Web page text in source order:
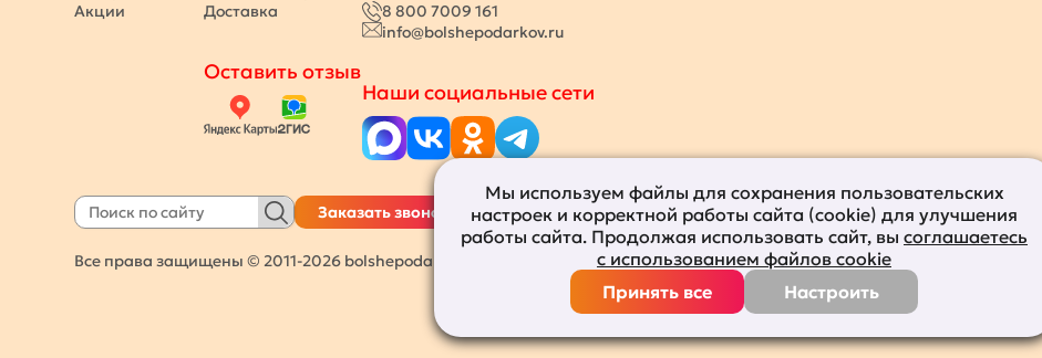
Акции
Доставка
Оставить отзыв
8 800 7009 161
info@bolshepodarkov.ru
Наши социальные сети
Заказать звонок
Все права защищены © 2011-2026 bolshepodarkov.ru
Мы используем файлы для сохранения пользовательских
настроек и корректной работы сайта (cookie) для улучшения
работы сайта. Продолжая использовать сайт, вы соглашаетесь
с использованием файлов cookie
Принять все
Настроить